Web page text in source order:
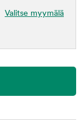
Valitse myymälä